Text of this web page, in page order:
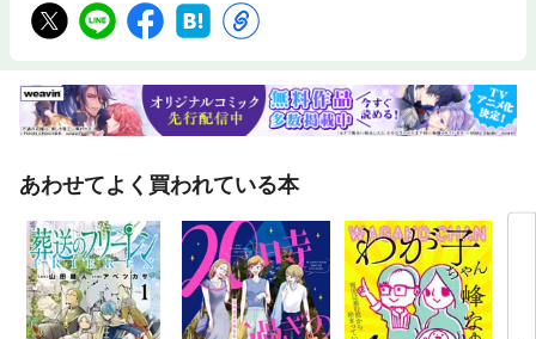
あわせてよく買われている本